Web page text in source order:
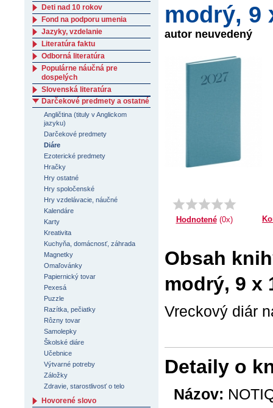
modrý, 9
autor neuvedený
Hodnotené(0x)
Obsah
modrý, 9 x
Vreckový diár
Detaily o
Názov:
Deti nad 10 rokov
Fond na podporu umenia
Jazyky, vzdelanie
Literatúra faktu
Odborná literatúra
Populárne náučná pre
dospelých
Slovenská literatúra
Darčekové predmety a ostatné
Angličtina (tituly v Anglickom
jazyku)
Darčekové predmety
Diáre
Ezoterické predmety
Hračky
Hry ostatné
Hry spoločenské
Hry vzdelávacie, náučné
Kalendáre
Karty
Kreativita
Kuchyňa, domácnosť, záhrada
Magnetky
Omaľovánky
Papiernický tovar
Pexesá
Puzzle
Razítka, pečiatky
Rôzny tovar
Samolepky
Školské diáre
Učebnice
Výtvarné potreby
Záložky
Zdravie, starostlivosť o telo
Hovorené slovo